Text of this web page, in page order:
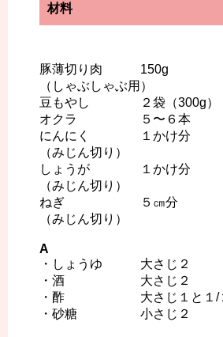
材料
豚薄切り肉 150g
（しゃぶしゃぶ用）
豆もやし ２袋（300g）
オクラ ５〜６本
にんにく １かけ分
（みじん切り）
しょうが １かけ分
（みじん切り）
ねぎ ５㎝分
（みじん切り）
A
・しょうゆ 大さじ２
・酒 大さじ２
・酢 大さじ１と１/
・砂糖 小さじ２